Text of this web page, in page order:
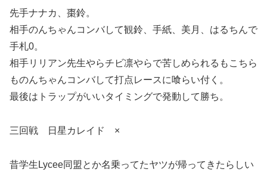
先手ナナカ、棗鈴。
相手のんちゃんコンバして観鈴、手紙、美月、はるちんで
手札0。
相手リリアン先生やらチビ凛やらで苦しめられるもこちら
ものんちゃんコンバして打点レースに喰らい付く。
最後はトラップがいいタイミングで発動して勝ち。
三回戦 日星カレイド ×
昔学生Lycee同盟とか名乗ってたヤツが帰ってきたらしい